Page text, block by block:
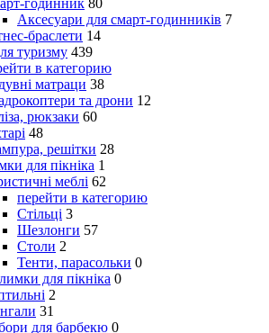
годинник 80
Аксесуари для смарт-годинників 7
браслети 14
туризму 439
в категорию
матраци 38
та дрони 12
рюкзаки 60
48
решітки 28
для пікніка 1
меблі 62
перейти в категорию
Стільці 3
Шезлонги 57
Столи 2
Тенти, парасольки 0
для пікніка 0
2
31
для барбекю 0